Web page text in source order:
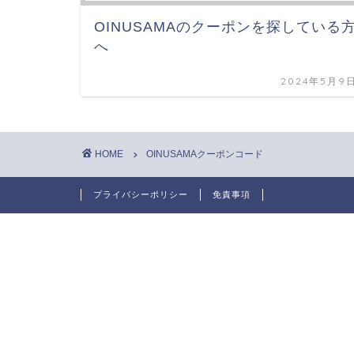
OINUSAMAのクーポンを探している
へ
2024年5月9
HOME OINUSAMAクーポンコード
プライバシーポリシー 免責事項